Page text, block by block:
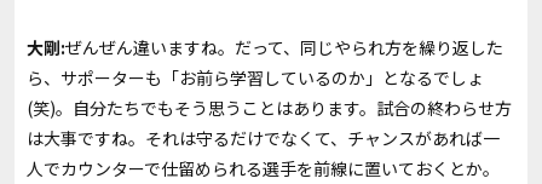
大剛:ぜんぜん違いますね。だって、同じやられ方を繰り返した
ら、サポーターも「お前ら学習しているのか」となるでしょ
(笑)。自分たちでもそう思うことはあります。試合の終わらせ方
は大事ですね。それは守るだけでなくて、チャンスがあれば一
人でカウンターで仕留められる選手を前線に置いておくとか。